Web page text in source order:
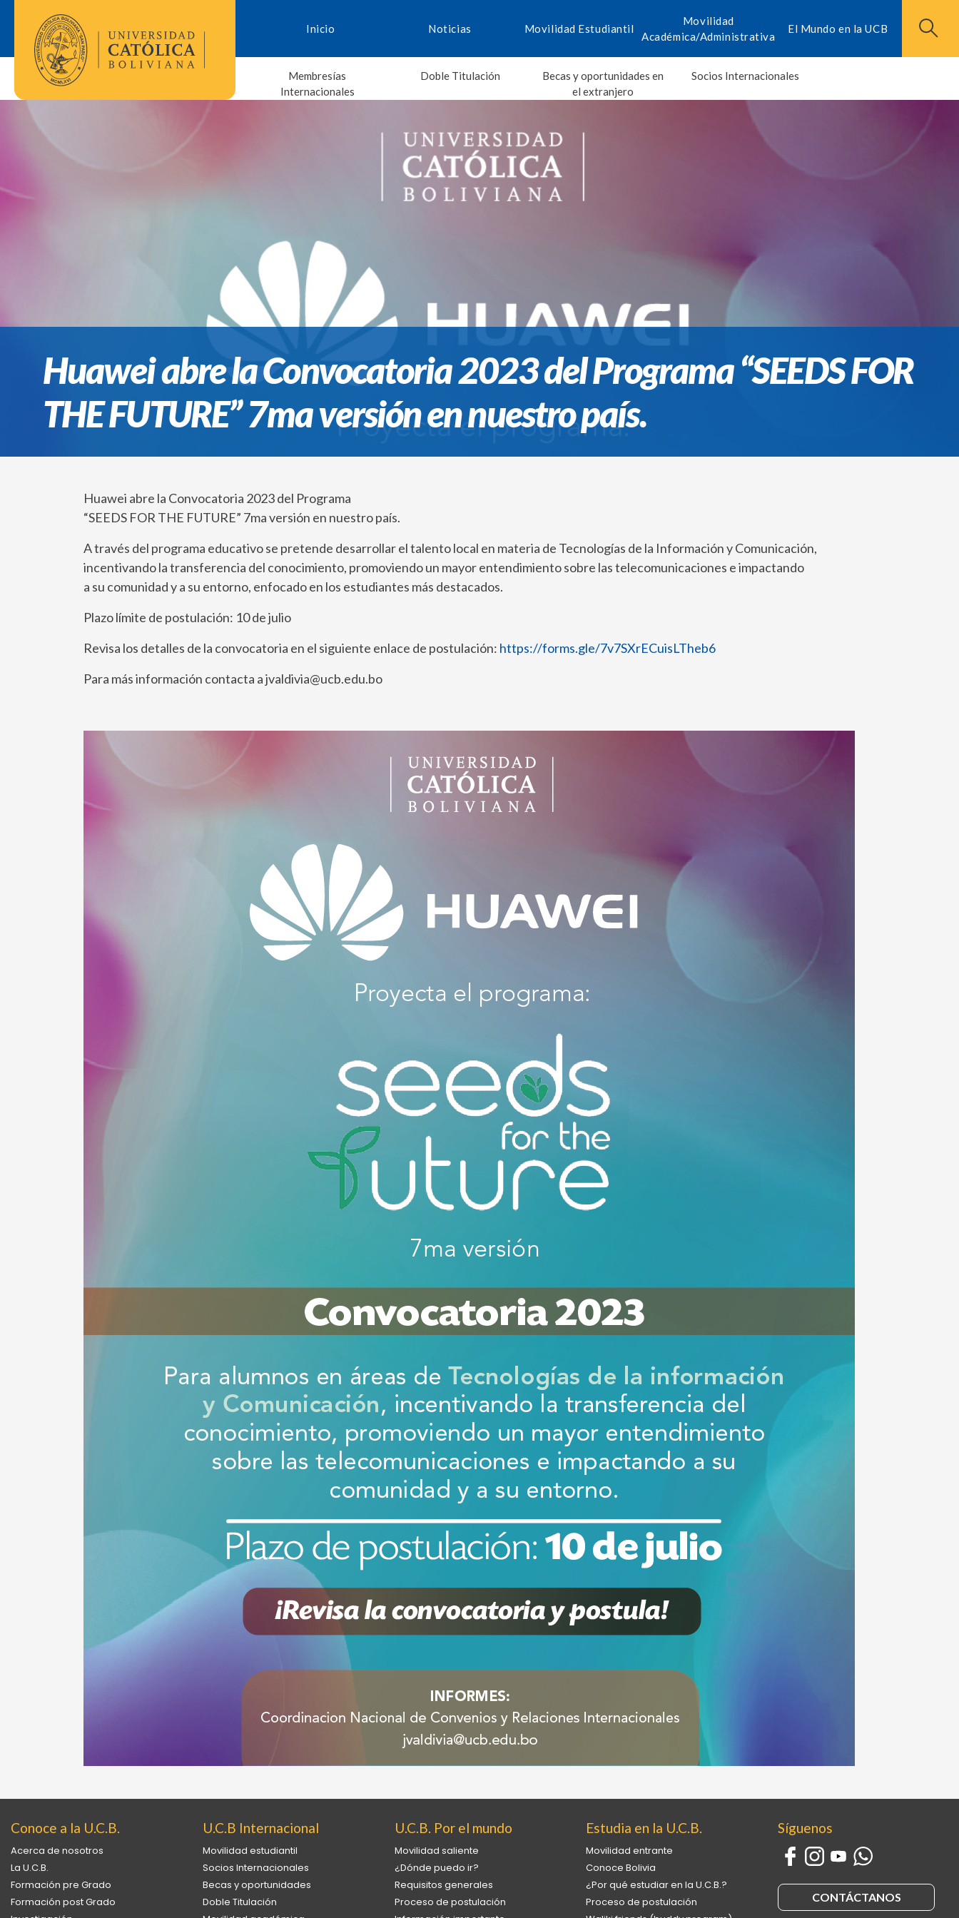
Inicio Noticias Movilidad Estudiantil
Movilidad
Académica/Administrativa
El Mundo en la UCB
Membresías
Internacionales
Doble Titulación
Becas y oportunidades en
el extranjero
Socios Internacionales
Huawei abre la Convocatoria 2023 del Programa “SEEDS FOR
THE FUTURE” 7ma versión en nuestro país.
Huawei abre la Convocatoria 2023 del Programa
“SEEDS FOR THE FUTURE” 7ma versión en nuestro país.
A través del programa educativo se pretende desarrollar el talento local en materia de Tecnologías de la Información y Comunicación,
incentivando la transferencia del conocimiento, promoviendo un mayor entendimiento sobre las telecomunicaciones e impactando
a su comunidad y a su entorno, enfocado en los estudiantes más destacados.
Plazo límite de postulación: 10 de julio
Revisa los detalles de la convocatoria en el siguiente enlace de postulación: https://forms.gle/7v7SXrECuisLTheb6
Para más información contacta a jvaldivia@ucb.edu.bo
Conoce a la U.C.B.
Acerca de nosotros
La U.C.B.
Formación pre Grado
Formación post Grado
U.C.B Internacional
Movilidad estudiantil
Socios Internacionales
Becas y oportunidades
Doble Titulación
U.C.B. Por el mundo
Movilidad saliente
¿Dónde puedo ir?
Requisitos generales
Proceso de postulación
Estudia en la U.C.B.
Movilidad entrante
Conoce Bolivia
¿Por qué estudiar en la U.C.B.?
Proceso de postulación
Síguenos
CONTÁCTANOS